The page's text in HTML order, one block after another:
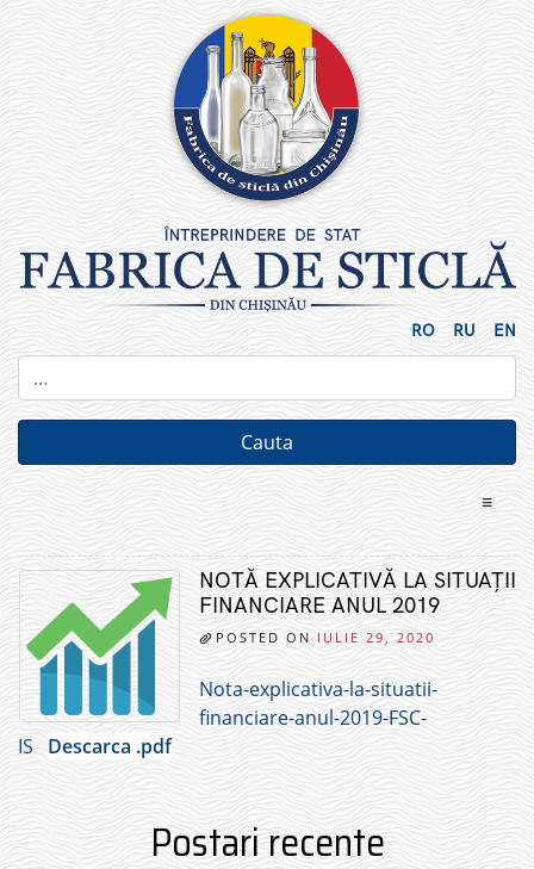
RO RU EN
≡
NOTĂ EXPLICATIVĂ LA SITUAȚII
FINANCIARE ANUL 2019
POSTED ON IULIE 29, 2020
Nota-explicativa-la-situatii-
financiare-anul-2019-FSC-
IS
Descarca .pdf
Postari recente